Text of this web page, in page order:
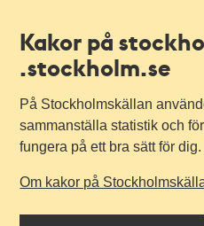
Kakor på
.stockholm.se
På Stockholmskällan
sammanställa statistik och
fungera på ett bra sätt för dig.
Om kakor på